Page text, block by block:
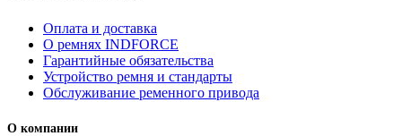
Оплата и доставка
О ремнях INDFORCE
Гарантийные обязательства
Устройство ремня и стандарты
Обслуживание ременного привода
О компании